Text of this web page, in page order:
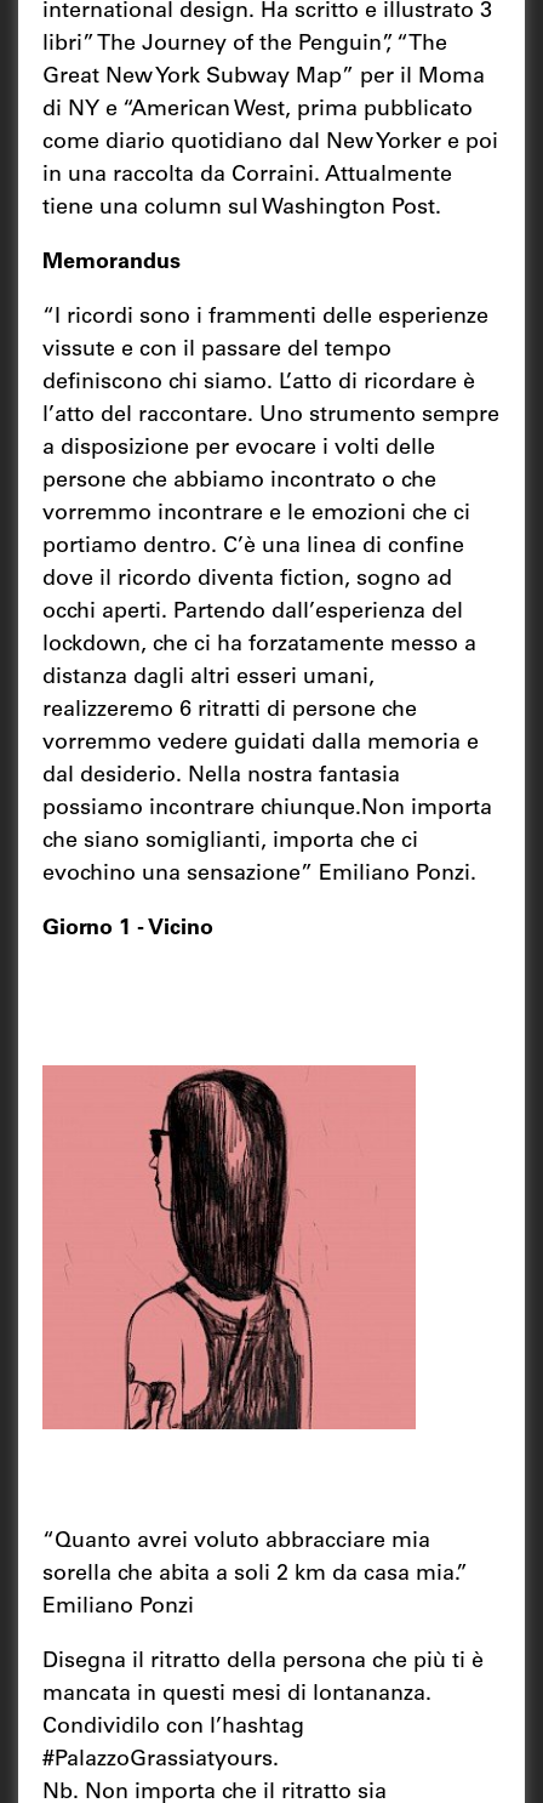
international design. Ha scritto e illustrato 3
libri” The Journey of the Penguin”, “The
Great New York Subway Map” per il Moma
di NY e “American West, prima pubblicato
come diario quotidiano dal New Yorker e poi
in una raccolta da Corraini. Attualmente
tiene una column sul Washington Post.
Memorandus
“I ricordi sono i frammenti delle esperienze
vissute e con il passare del tempo
definiscono chi siamo. L’atto di ricordare è
l’atto del raccontare. Uno strumento sempre
a disposizione per evocare i volti delle
persone che abbiamo incontrato o che
vorremmo incontrare e le emozioni che ci
portiamo dentro. C’è una linea di confine
dove il ricordo diventa fiction, sogno ad
occhi aperti. Partendo dall’esperienza del
lockdown, che ci ha forzatamente messo a
distanza dagli altri esseri umani,
realizzeremo 6 ritratti di persone che
vorremmo vedere guidati dalla memoria e
dal desiderio. Nella nostra fantasia
possiamo incontrare chiunque.Non importa
che siano somiglianti, importa che ci
evochino una sensazione” Emiliano Ponzi.
Giorno 1 - Vicino
“Quanto avrei voluto abbracciare mia
sorella che abita a soli 2 km da casa mia.”
Emiliano Ponzi
Disegna il ritratto della persona che più ti è
mancata in questi mesi di lontananza.
Condividilo con l’hashtag
#PalazzoGrassiatyours.
Nb. Non importa che il ritratto sia